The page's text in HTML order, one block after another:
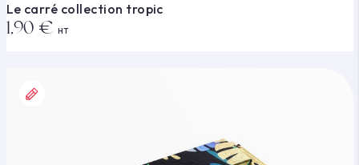
Le carré collection tropic
1,90 € HT